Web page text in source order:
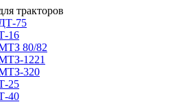
тракторов
75
16
80/82
1221
320
25
40